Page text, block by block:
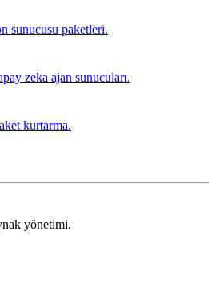
sunucusu paketleri.
zeka ajan sunucuları.
kurtarma.
yönetimi.